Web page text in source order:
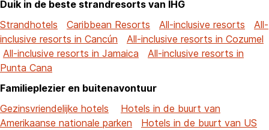
Duik in de beste strandresorts van IHG
Strandhotels
Caribbean Resorts All-inclusive resorts
All-
inclusive resorts in Cancún
All-inclusive resorts in Cozumel
All-inclusive resorts in Jamaica
All-inclusive resorts in
Punta Cana
Familieplezier en buitenavontuur
Gezinsvriendelijke hotels
Hotels in de buurt van
Amerikaanse nationale parken
Hotels in de buurt van US